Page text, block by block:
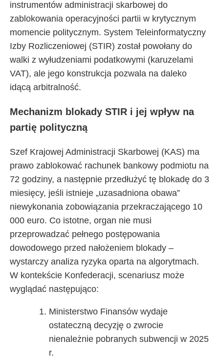
instrumentów administracji skarbowej do
zablokowania operacyjności partii w krytycznym
momencie politycznym. System Teleinformatyczny
Izby Rozliczeniowej (STIR) został powołany do
walki z wyłudzeniami podatkowymi (karuzelami
VAT), ale jego konstrukcja pozwala na daleko
idącą arbitralność.
Mechanizm blokady STIR i jej wpływ na
partię polityczną
Szef Krajowej Administracji Skarbowej (KAS) ma
prawo zablokować rachunek bankowy podmiotu na
72 godziny, a następnie przedłużyć tę blokadę do 3
miesięcy, jeśli istnieje „uzasadniona obawa”
niewykonania zobowiązania przekraczającego 10
000 euro. Co istotne, organ nie musi
przeprowadzać pełnego postępowania
dowodowego przed nałożeniem blokady –
wystarczy analiza ryzyka oparta na algorytmach.
W kontekście Konfederacji, scenariusz może
wyglądać następująco:
Ministerstwo Finansów wydaje
ostateczną decyzję o zwrocie
nienależnie pobranych subwencji w 2025
r.